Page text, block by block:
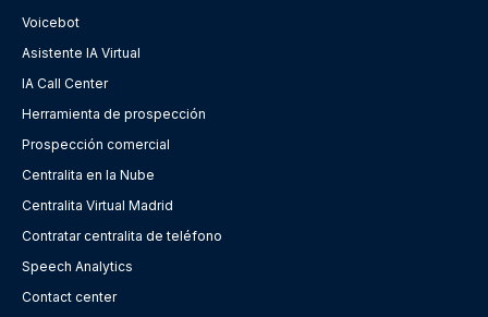
Voicebot
Asistente IA Virtual
IA Call Center
Herramienta de prospección
Prospección comercial
Centralita en la Nube
Centralita Virtual Madrid
Contratar centralita de teléfono
Speech Analytics
Contact center